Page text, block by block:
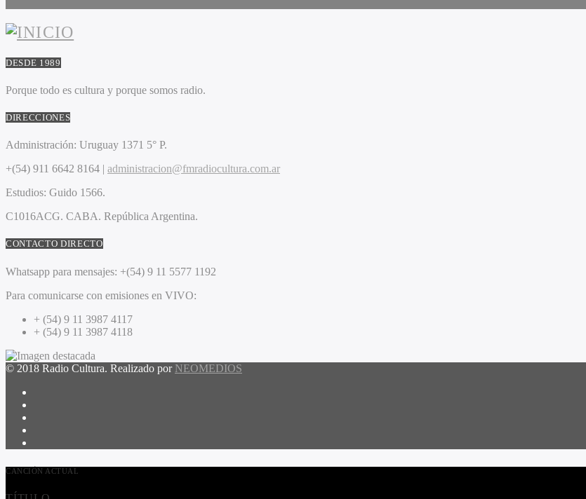
DESDE 1989
Porque todo es cultura y porque somos radio.
DIRECCIONES
Administración: Uruguay 1371 5° P.
+(54) 911 6642 8164 | administracion@fmradiocultura.com.ar
Estudios: Guido 1566.
C1016ACG. CABA. República Argentina.
CONTACTO DIRECTO
Whatsapp para mensajes: +(54) 9 11 5577 1192
Para comunicarse con emisiones en VIVO:
+ (54) 9 11 3987 4117
+ (54) 9 11 3987 4118
© 2018 Radio Cultura. Realizado por NEOMEDIOS
CANCIÓN ACTUAL